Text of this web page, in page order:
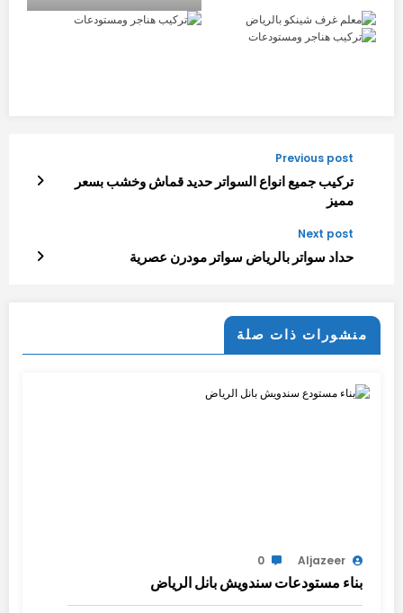
Previous post
تركيب جميع انواع السواتر حديد قماش وخشب بسعر
مميز
Next post
حداد سواتر بالرياض سواتر مودرن عصرية
منشورات ذات صلة
Aljazeer
0
بناء مستودعات سندويش بانل الرياض